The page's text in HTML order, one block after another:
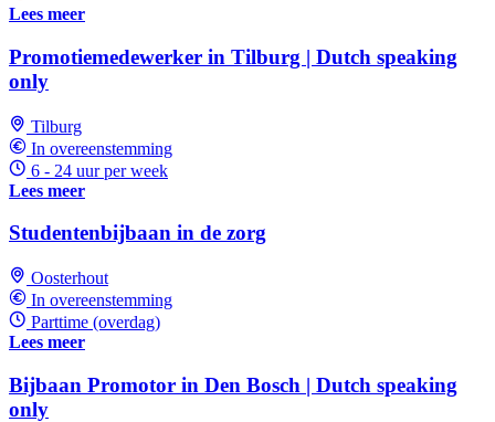
Lees meer
Promotiemedewerker in Tilburg | Dutch speaking
only
Tilburg
In overeenstemming
6 - 24 uur per week
Lees meer
Studentenbijbaan in de zorg
Oosterhout
In overeenstemming
Parttime (overdag)
Lees meer
Bijbaan Promotor in Den Bosch | Dutch speaking
only